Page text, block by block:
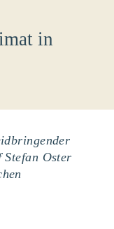
in
Oster